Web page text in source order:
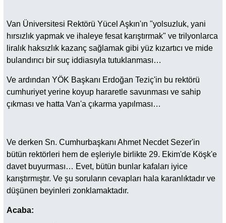
Van Üniversitesi Rektörü Yücel Aşkın'ın "yolsuzluk, yani
hırsızlık yapmak ve ihaleye fesat karıştırmak" ve trilyonlarca
liralık haksızlık kazanç sağlamak gibi yüz kızartıcı ve mide
bulandırıcı bir suç iddiasıyla tutuklanması…
Ve ardından YÖK Başkanı Erdoğan Teziç'in bu rektörü
cumhuriyet yerine koyup hararetle savunması ve sahip
çıkması ve hatta Van'a çıkarma yapılması…
Ve derken Sn. Cumhurbaşkanı Ahmet Necdet Sezer'in
bütün rektörleri hem de eşleriyle birlikte 29. Ekim'de Köşk'e
davet buyurması… Evet, bütün bunlar kafaları iyice
karıştırmıştır. Ve şu soruların cevapları hala karanlıktadır ve
düşünen beyinleri zonklamaktadır.
Acaba: